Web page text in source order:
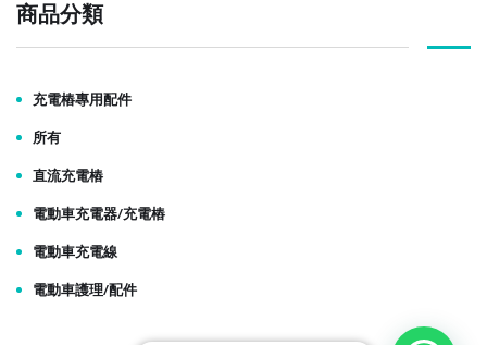
商品分類
充電樁專用配件
所有
直流充電樁
電動車充電器/充電樁
電動車充電線
電動車護理/配件